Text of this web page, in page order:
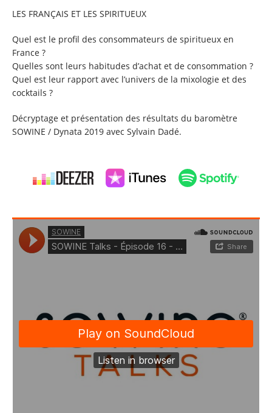
LES FRANÇAIS ET LES SPIRITUEUX
Quel est le profil des consommateurs de spiritueux en
France ?
Quelles sont leurs habitudes d’achat et de consommation ?
Quel est leur rapport avec l’univers de la mixologie et des
cocktails ?
Décryptage et présentation des résultats du baromètre
SOWINE / Dynata 2019 avec Sylvain Dadé.